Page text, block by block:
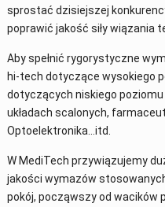
sprostać dzisiejszej
poprawić jakość siły wiązania
Aby spełnić rygorystyczne
hi-tech dotyczące wysokiego
dotyczących niskiego
układach scalonych,
Optoelektronika…itd.
W MediTech przywiązujemy
jakości wymazów
pokój, począwszy od wacików